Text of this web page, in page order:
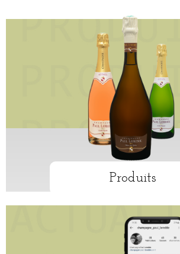
Produits